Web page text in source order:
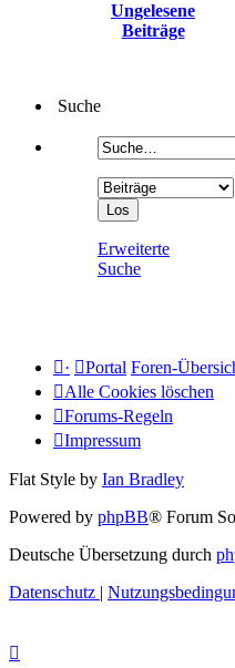
Ungelesene
Beiträge
Suche
Erweiterte
Suche
· Portal Foren-
Alle Cookies löschen
Forums-Regeln
Impressum
Flat Style by Ian Bradley
Powered by phpBB® Forum
Deutsche Übersetzung durch
Datenschutz |